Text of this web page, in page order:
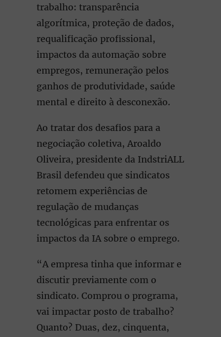
trabalho: transparência
algorítmica, proteção de dados,
requalificação profissional,
impactos da automação sobre
empregos, remuneração pelos
ganhos de produtividade, saúde
mental e direito à desconexão.
Ao tratar dos desafios para a
negociação coletiva, Aroaldo
Oliveira, presidente da IndstriALL
Brasil defendeu que sindicatos
retomem experiências de
regulação de mudanças
tecnológicas para enfrentar os
impactos da IA sobre o emprego.
“A empresa tinha que informar e
discutir previamente com o
sindicato. Comprou o programa,
vai impactar posto de trabalho?
Quanto? Duas, dez, cinquenta,